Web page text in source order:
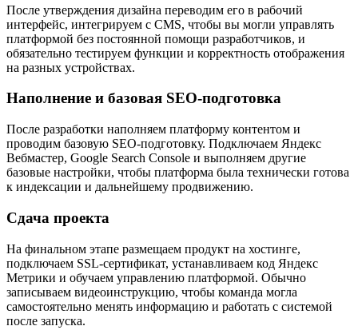
После утверждения дизайна переводим его в рабочий
интерфейс, интегрируем с CMS, чтобы вы могли управлять
платформой без постоянной помощи разработчиков, и
обязательно тестируем функции и корректность отображения
на разных устройствах.
Наполнение и базовая SEO-подготовка
После разработки наполняем платформу контентом и
проводим базовую SEO-подготовку. Подключаем Яндекс
Вебмастер, Google Search Console и выполняем другие
базовые настройки, чтобы платформа была технически готова
к индексации и дальнейшему продвижению.
Сдача проекта
На финальном этапе размещаем продукт на хостинге,
подключаем SSL-сертификат, устанавливаем код Яндекс
Метрики и обучаем управлению платформой. Обычно
записываем видеоинструкцию, чтобы команда могла
самостоятельно менять информацию и работать с системой
после запуска.